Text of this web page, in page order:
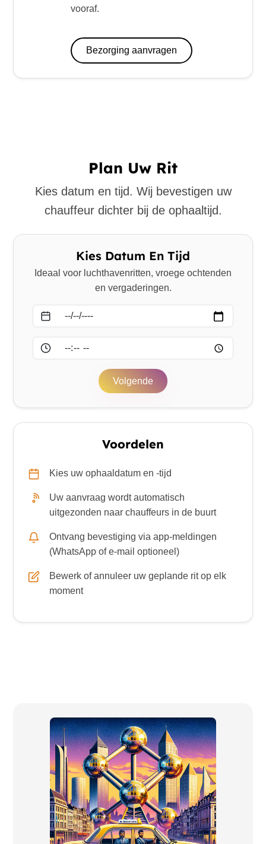
vooraf.
Bezorging aanvragen
Plan Uw Rit
Kies datum en tijd. Wij bevestigen uw
chauffeur dichter bij de ophaaltijd.
Kies Datum En Tijd
Ideaal voor luchthavenritten, vroege ochtenden
en vergaderingen.
Volgende
Voordelen
Kies uw ophaaldatum en -tijd
Uw aanvraag wordt automatisch
uitgezonden naar chauffeurs in de buurt
Ontvang bevestiging via app-meldingen
(WhatsApp of e-mail optioneel)
Bewerk of annuleer uw geplande rit op elk
moment